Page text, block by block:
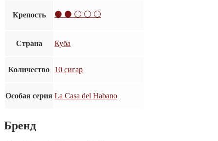
Крепость ⚫ ⚫ ⚪ ⚪ ⚪
Страна Куба
Количество 10 сигар
Особая серия La Casa del Habano
Бренд